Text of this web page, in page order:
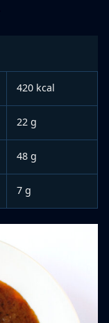
420 kcal
22 g
48 g
7 g